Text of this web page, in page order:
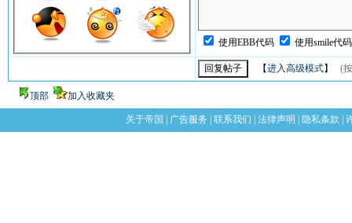
使用EBB代码 使用smile代
【进入高级模式】 (
顶部 加入收藏夹
关于帝国 广告服务 联系我们 法律声明 隐私条款